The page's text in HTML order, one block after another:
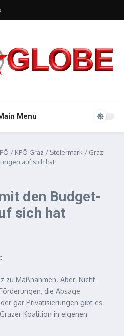
Menu
/ KPÖ Graz / Steiermark / Graz:
auf sich hat
den Budget-
sich hat
zu Maßnahmen. Aber: Nicht-
die Absage
gar Privatisierungen gibt es
Koalition in eigenen